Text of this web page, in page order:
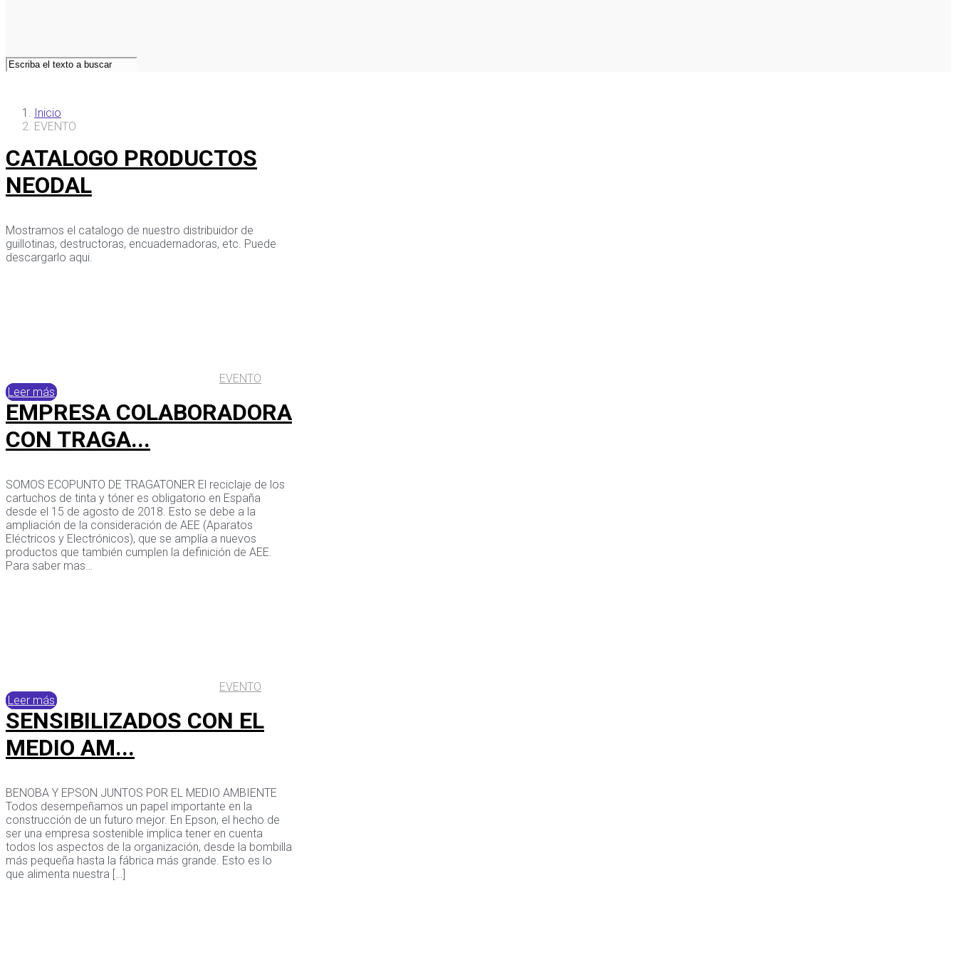
Inicio
EVENTO
CATALOGO PRODUCTOS
NEODAL
Mostramos el catalogo de nuestro distribuidor de
guillotinas, destructoras, encuadernadoras, etc. Puede
descargarlo aqui.
EVENTO
Leer más
EMPRESA COLABORADORA
CON TRAGA...
SOMOS ECOPUNTO DE TRAGATONER El reciclaje de los
cartuchos de tinta y tóner es obligatorio en España
desde el 15 de agosto de 2018. Esto se debe a la
ampliación de la consideración de AEE (Aparatos
Eléctricos y Electrónicos), que se amplía a nuevos
productos que también cumplen la definición de AEE.
Para saber mas…
EVENTO
Leer más
SENSIBILIZADOS CON EL
MEDIO AM...
BENOBA Y EPSON JUNTOS POR EL MEDIO AMBIENTE
Todos desempeñamos un papel importante en la
construcción de un futuro mejor. En Epson, el hecho de
ser una empresa sostenible implica tener en cuenta
todos los aspectos de la organización, desde la bombilla
más pequeña hasta la fábrica más grande. Esto es lo
que alimenta nuestra […]